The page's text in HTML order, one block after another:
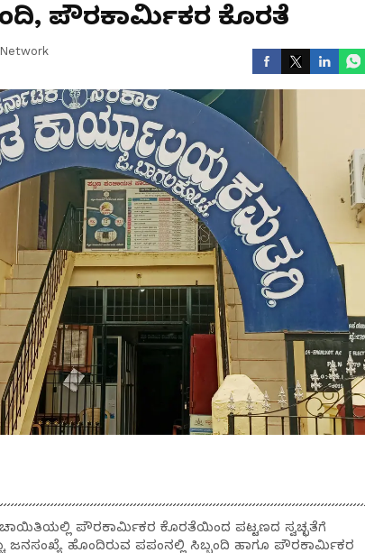
ಪೌರಕಾರ್ಮಿಕರ ಕೊರತೆ
ಪೌರಕಾರ್ಮಿಕರ ಕೊರತೆಯಿಂದ ಪಟ್ಟಣದ ಸ್ವಚ್ಛತೆಗೆ
ಜನಸಂಖ್ಯೆ ಹೊಂದಿರುವ ಪಪಂನಲ್ಲಿ ಸಿಬ್ಬಂದಿ ಹಾಗೂ ಪೌರಕಾರ್ಮಿಕರ